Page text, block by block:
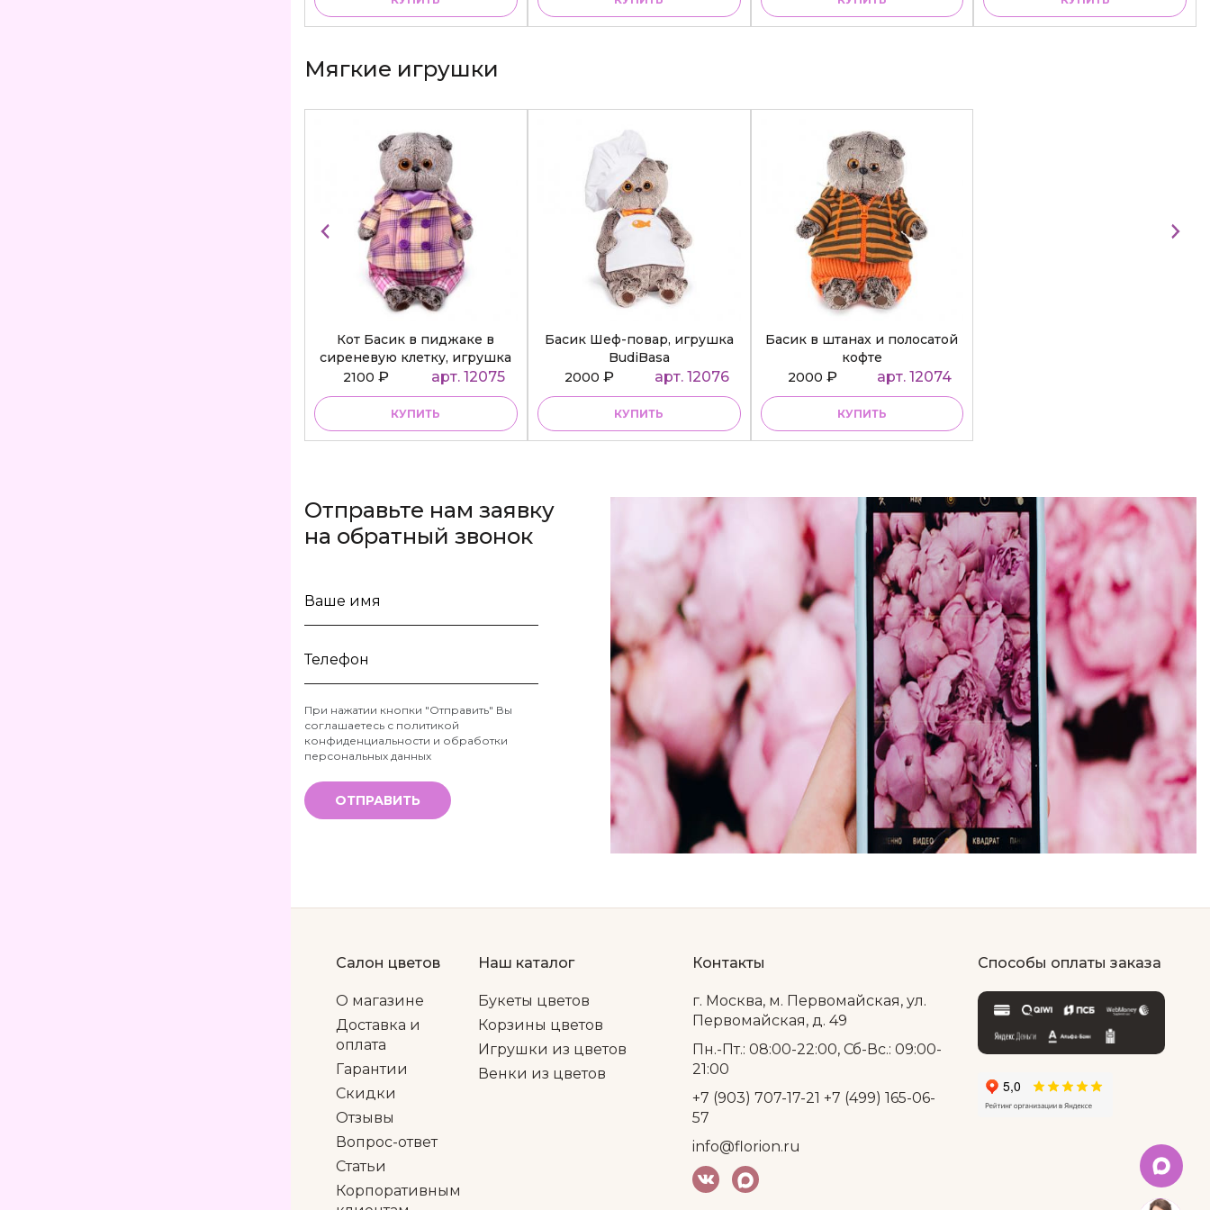
Мягкие игрушки
Кот Басик в пиджаке в
сиреневую клетку, игрушка
BudiBasa
2100₽ арт. 12075
КУПИТЬ
Басик Шеф-повар, игрушка
BudiBasa
2000₽ арт. 12076
КУПИТЬ
Басик в штанах и полосатой
кофте
2000 ₽ арт. 12074
КУПИТЬ
Отправьте нам заявку
на обратный звонок
Ваше
Телефон
*
При нажатии кнопки "Отправить" Вы
соглашаетесь с политикой
конфиденциальности и обработки
персональных данных
ОТПРАВИТЬ
Салон цветов
О магазине
Доставка и
оплата
Гарантии
Скидки
Отзывы
Вопрос-ответ
Статьи
Корпоративным
Наш каталог
Букеты цветов
Корзины цветов
Игрушки из цветов
Венки из цветов
Контакты
г. Москва, м. Первомайская, ул.
Первомайская, д. 49
Пн.-Пт.: 08:00-22:00, Сб-Вс.: 09:00-
21:00
+7 (903) 707-17-21 +7 (499) 165-06-
57
info@florion.ru
Способы оплаты заказа